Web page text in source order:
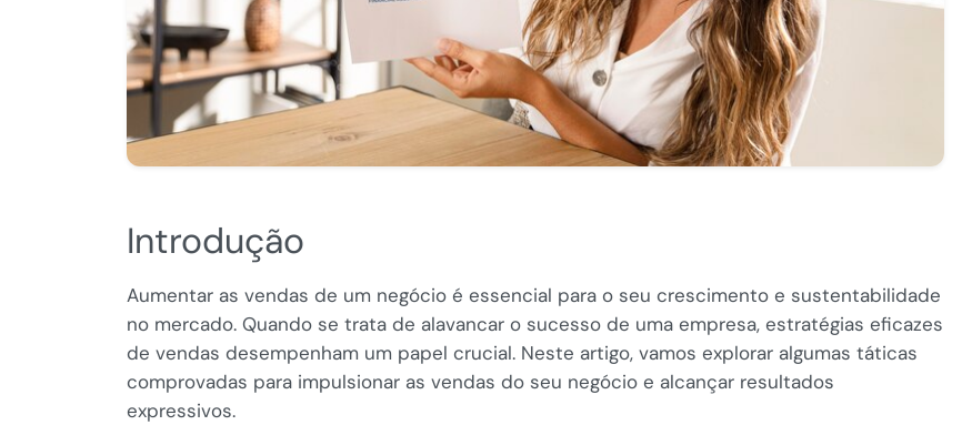
Introdução
Aumentar as vendas de um negócio é essencial para o seu crescimento e sustentabilidade
no mercado. Quando se trata de alavancar o sucesso de uma empresa, estratégias eficazes
de vendas desempenham um papel crucial. Neste artigo, vamos explorar algumas táticas
comprovadas para impulsionar as vendas do seu negócio e alcançar resultados
expressivos.